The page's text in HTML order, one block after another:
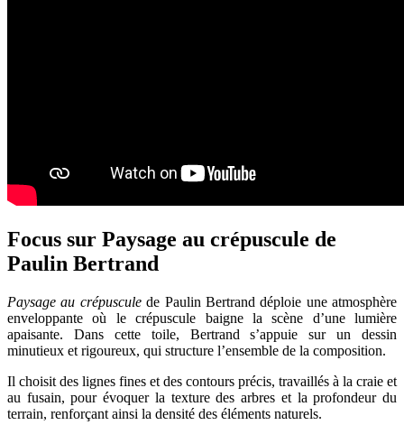
Focus sur Paysage au crépuscule de
Paulin Bertrand
Paysage au crépusculede Paulin Bertrand déploie une atmosphère
enveloppante où le crépuscule baigne la scène d’une lumière
apaisante. Dans cette toile, Bertrand s’appuie sur un dessin
minutieux et rigoureux, qui structure l’ensemble de la composition.
Il choisit des lignes fines et des contours précis, travaillés à la craie et
au fusain, pour évoquer la texture des arbres et la profondeur du
terrain, renforçant ainsi la densité des éléments naturels.